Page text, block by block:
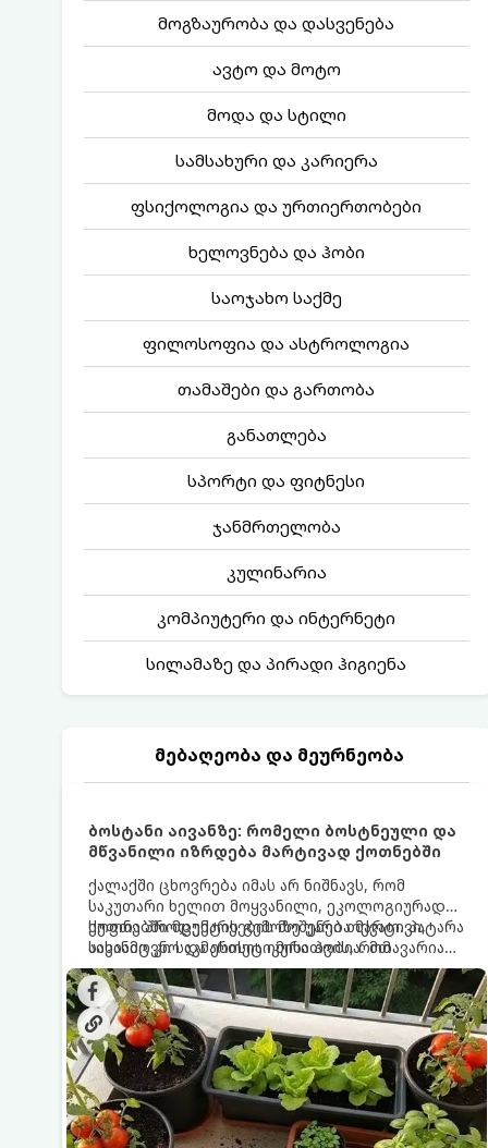
მოგზაურობა და დასვენება
ავტო და მოტო
მოდა და სტილი
სამსახური და კარიერა
ფსიქოლოგია და ურთიერთობები
ხელოვნება და ჰობი
საოჯახო საქმე
ფილოსოფია და ასტროლოგია
თამაშები და გართობა
განათლება
სპორტი და ფიტნესი
ჯანმრთელობა
კულინარია
კომპიუტერი და ინტერნეტი
სილამაზე და პირადი ჰიგიენა
მებაღეობა და მეურნეობა
ბოსტანი აივანზე: რომელი ბოსტნეული და
მწვანილი იზრდება მარტივად ქოთნებში
ქალაქში ცხოვრება იმას არ ნიშნავს, რომ
საკუთარი ხელით მოყვანილი, ეკოლოგიურად
სუფთა პროდუქტის გემოზე უარი თქვათ. პატარა
აივანიც კი საკმარისია იმისათვის, რომ
მოიწყოთ მინი-ბოსტანი, საიდანაც
ყოველდღიურად ახალ, არომატულ მწვანილსა
და ბოსტნეულს მოკრეფთ.
ქოთნებში მცენარეების მოშენება მარტივი,
სასიამოვნო და ესთეტიკური ჰობია. მთავარია
იცოდეთ, რომელი კულტურები ეგუებიან
ქოთნის პირობებს ყველაზე კარგად და როგორ
მოუაროთ მათ სწორად.